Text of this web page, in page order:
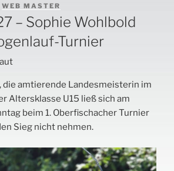
WEB MASTER
– Sophie Wohlbold
Turnier
die amtierende Landesmeisterin im
Altersklasse U15 ließ sich am
beim 1. Oberfischacher Turnier
Sieg nicht nehmen.